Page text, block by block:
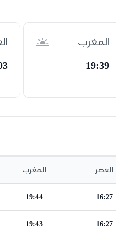
المغرب
19:39
العصر المغرب
16:27
19:44
16:27
19:43